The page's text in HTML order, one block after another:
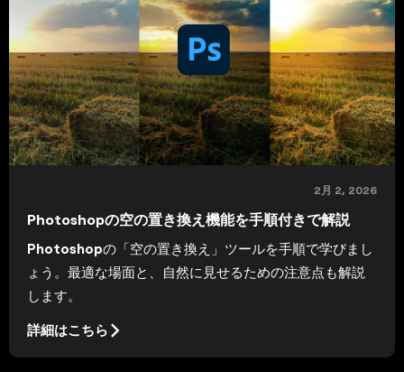
2月 2, 2026
Photoshopの空の置き換え機能を手順付きで解説
Photoshopの「空の置き換え」ツールを手順で学びまし
ょう。最適な場面と、自然に見せるための注意点も解説
します。
詳細はこちら